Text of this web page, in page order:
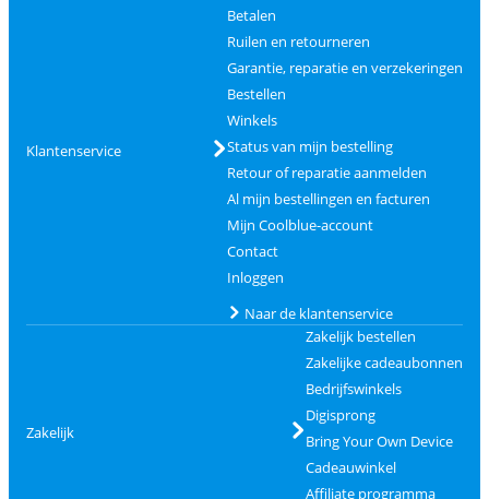
Klantenservice
Betalen
Ruilen en retourneren
Garantie, reparatie en verzekeringen
Bestellen
Winkels
Status van mijn bestelling
Retour of reparatie aanmelden
Al mijn bestellingen en facturen
Mijn Coolblue-account
Contact
Inloggen
Naar de klantenservice
Zakelijk
Zakelijk bestellen
Zakelijke cadeaubonnen
Bedrijfswinkels
Digisprong
Bring Your Own Device
Cadeauwinkel
Affiliate programma